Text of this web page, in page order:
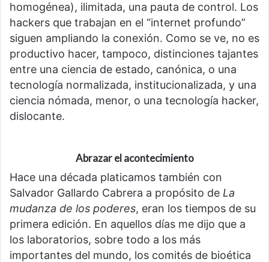
homogénea), ilimitada, una pauta de control. Los
hackers que trabajan en el “internet profundo”
siguen ampliando la conexión. Como se ve, no es
productivo hacer, tampoco, distinciones tajantes
entre una ciencia de estado, canónica, o una
tecnología normalizada, institucionalizada, y una
ciencia nómada, menor, o una tecnología hacker,
dislocante.
Abrazar el acontecimiento
Hace una década platicamos también con
Salvador Gallardo Cabrera a propósito de La
mudanza de los poderes, eran los tiempos de su
primera edición. En aquellos días me dijo que a
los laboratorios, sobre todo a los más
importantes del mundo, los comités de bioética